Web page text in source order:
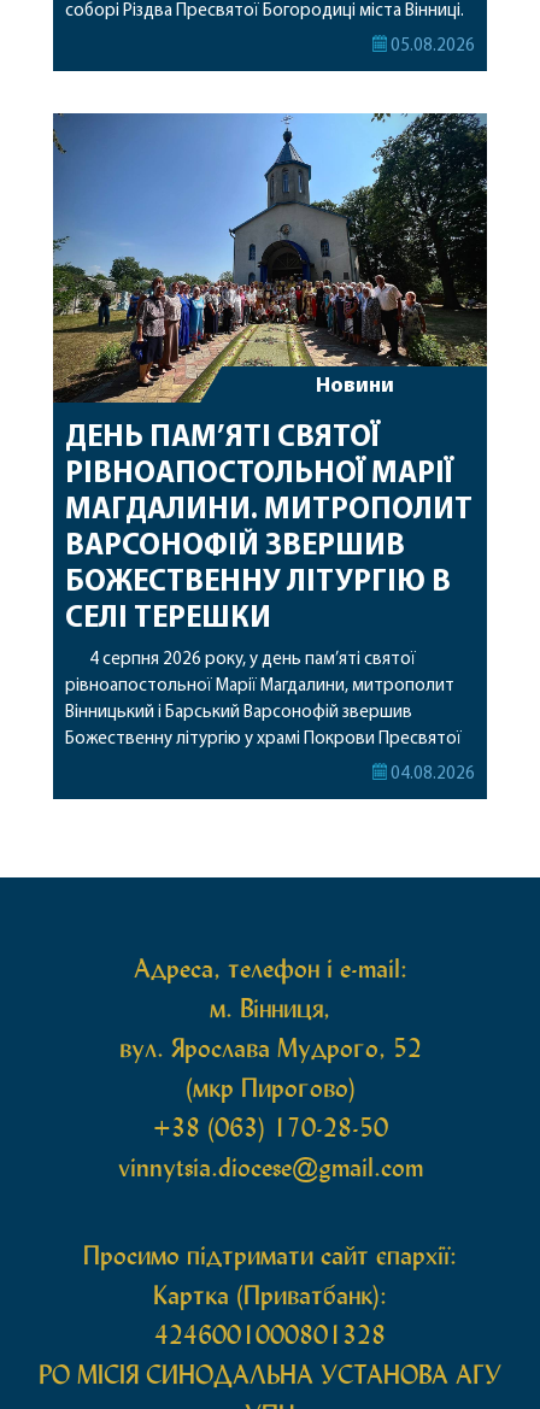
соборі Різдва Пресвятої Богородиці міста Вінниці.
Його Високопреосвященству співслужили
священному сані. Під час богослужіння підносилися
особливі молитви за мир в Україні, за воїнів, які
05.08.2026
Новини
ДЕНЬ ПАМ’ЯТІ СВЯТОЇ
РІВНОАПОСТОЛЬНОЇ МАРІЇ
МАГДАЛИНИ. МИТРОПОЛИТ
ВАРСОНОФІЙ ЗВЕРШИВ
БОЖЕСТВЕННУ ЛІТУРГІЮ В
СЕЛІ ТЕРЕШКИ
4 серпня 2026 року, у день пам’яті святої
рівноапостольної Марії Магдалини, митрополит
Вінницький і Барський Варсонофій звершив
Божественну літургію у храмі Покрови Пресвятої
Богородиці села Терешки Барського благочиння.
04.08.2026
Адреса, телефон і e-mail:
м. Вінниця,
вул. Ярослава Мудрого, 52
(мкр Пирогово)
+38 (063) 170-28-50
vinnytsia.diocese@gmail.com
Просимо підтримати сайт єпархії:
Картка (Приватбанк):
4246001000801328
РО МIСIЯ СИНОДАЛЬНА УСТАНОВА АГУ